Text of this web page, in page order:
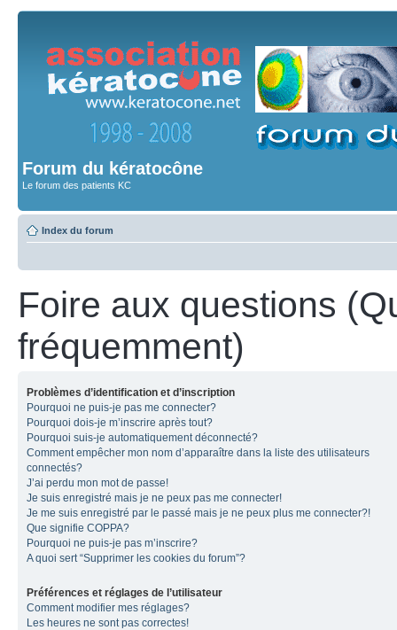
Forum du kératocône
Le forum des patients KC
Index du forum
Foire aux questions
fréquemment)
Problèmes d’identification et d’inscription
Pourquoi ne puis-je pas me connecter?
Pourquoi dois-je m’inscrire après tout?
Pourquoi suis-je automatiquement déconnecté?
Comment empêcher mon nom d’apparaître dans la liste des utilisateurs
connectés?
J’ai perdu mon mot de passe!
Je suis enregistré mais je ne peux pas me connecter!
Je me suis enregistré par le passé mais je ne peux plus me connecter?!
Que signifie COPPA?
Pourquoi ne puis-je pas m’inscrire?
A quoi sert “Supprimer les cookies du forum”?
Préférences et réglages de l’utilisateur
Comment modifier mes réglages?
Les heures ne sont pas correctes!